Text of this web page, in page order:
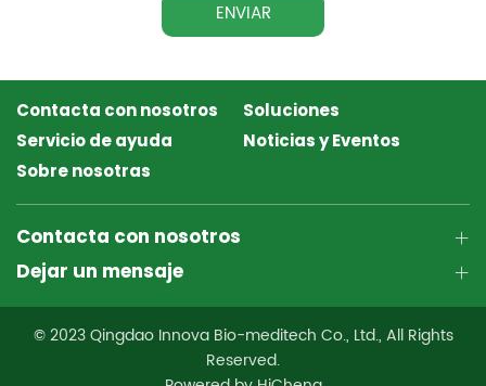
ENVIAR
Contacta con nosotros
Soluciones
Servicio de ayuda
Noticias y Eventos
Sobre nosotras
Contacta con nosotros
Dejar un mensaje
© 2023 Qingdao Innova Bio-meditech Co., Ltd., All Rights
Reserved.